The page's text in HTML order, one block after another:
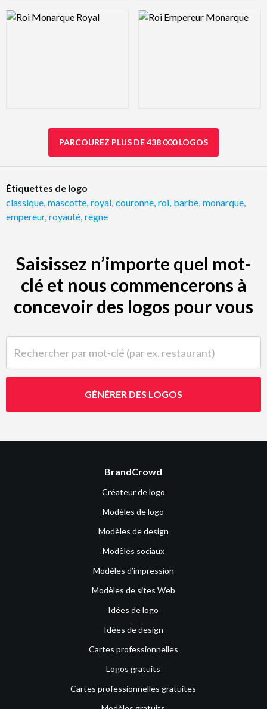
Logo Preview Image Logo Preview Image
PARCOUREZ PLUS DE 438 000 LOGOS
Étiquettes de logo
classique mascotte royal couronne roi barbe monarque
empereur, royauté règne
Saisissez n’importe quel mot-
clé et nous commencerons à
concevoir des logos pour vous
GÉNÉRER DES LOGOS
BrandCrowd
Créateur de logo
Modèles de logo
Modèles de design
Modèles sociaux
Modèles d’impression
Modèles de sites Web
Idées de logo
Idées de design
Cartes professionnelles
Logos gratuits
Cartes professionnelles gratuites